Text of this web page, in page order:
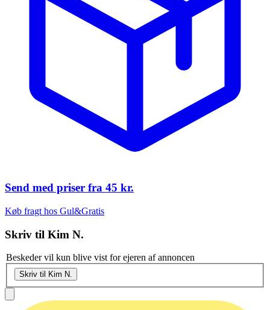
Send med priser fra 45 kr.
Køb fragt hos Gul&Gratis
Skriv til Kim N.
Beskeder vil kun blive vist for ejeren af annoncen
Skriv til Kim N.